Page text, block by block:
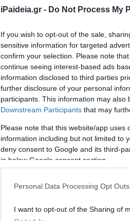
iPaideia.gr - Do Not Process My
If you wish to opt-out of the sale,
sensitive information for targeted
confirm your selection. Please note
continue seeing interest-based ads
information disclosed to third parties
further disclosure of your personal
participants. This information may
Downstream Participants that may
Please note that this website/app
information including but not limited to
deny consent to Google and its third-
in below Google consent section.
Personal Data Processing Opt Outs
I want to opt-out of the Sharing of